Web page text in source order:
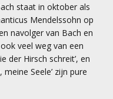
staat in oktober als
Mendelssohn op
navolger van Bach en
veel weg van een
der Hirsch schreit’, en
Seele’ zijn pure